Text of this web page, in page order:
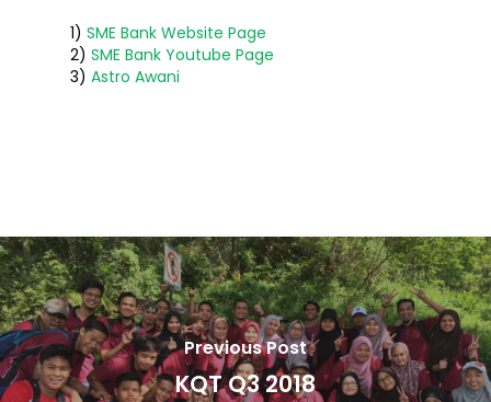
1)SME Bank Website Page
2)SME Bank Youtube Page
3)Astro Awani
Previous Post
KQT Q3 2018